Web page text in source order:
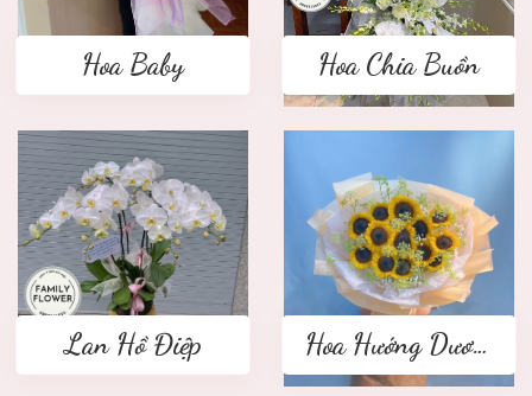
Hoa Baby Hoa Chia Buồn
Lan Hồ Điệp Hoa Hướng Dương